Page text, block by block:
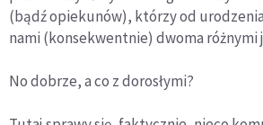
(bądź opiekunów), którzy od
nami (konsekwentnie) dwoma różnymi
No dobrze, a co z dorosłymi?